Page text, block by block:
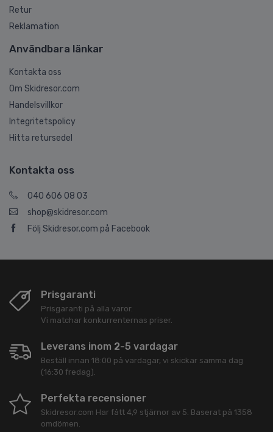
Retur
Reklamation
Användbara länkar
Kontakta oss
Om Skidresor.com
Handelsvillkor
Integritetspolicy
Hitta retursedel
Kontakta oss
040 606 08 03
shop@skidresor.com
Följ Skidresor.com på Facebook
Prisgaranti
Prisgaranti på alla varor.
Vi matchar konkurrenternas priser.
Leverans inom 2-5 vardagar
Beställ innan 18:00 på vardagar, vi skickar samma dag
(16:30 fredag).
Perfekta recensioner
Skidresor.com Har fått 4,9 stjärnor av 5. Baserat på 1358
omdömen.